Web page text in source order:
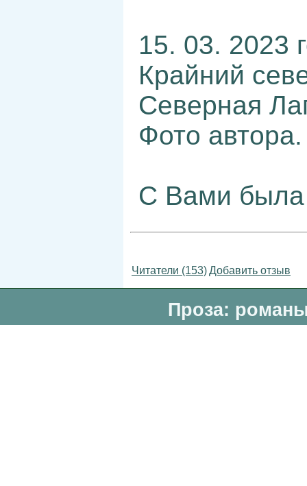
15. 03. 2023
Крайний
Северная
Фото автора.
С Вами была
Читатели (153)Добавить отзыв
Проза: